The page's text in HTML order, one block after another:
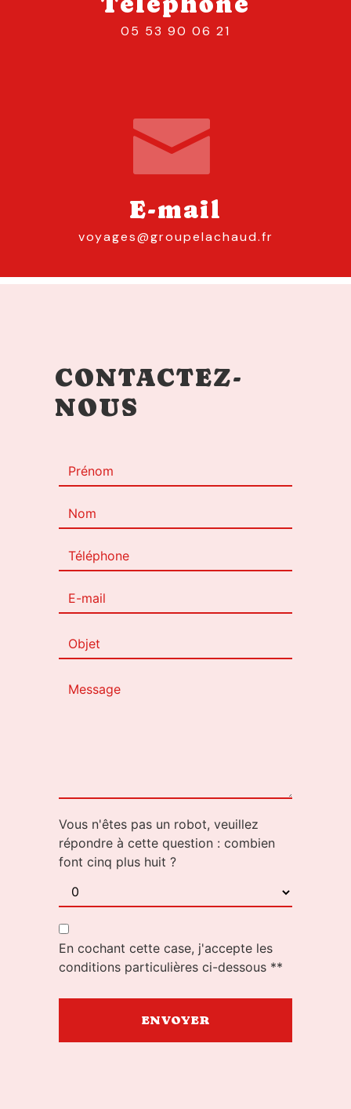
05 53 90 06 21
E-mail
voyages@groupelachaud.fr
CONTACTEZ-
NOUS
Vous n'êtes pas un robot, veuillez
répondre à cette question : combien
font cinq plus huit ?
En cochant cette case, j'accepte les
conditions particulières ci-dessous **
ENVOYER